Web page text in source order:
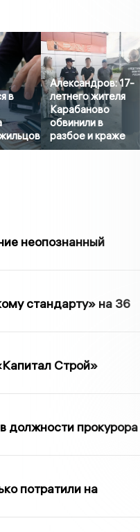
в
Александров: 17-
летнего жителя
Карабаново
обвинили в
разбое и краже
неопознанный
стандарту» на 36
Строй»
должности прокурора
потратили на